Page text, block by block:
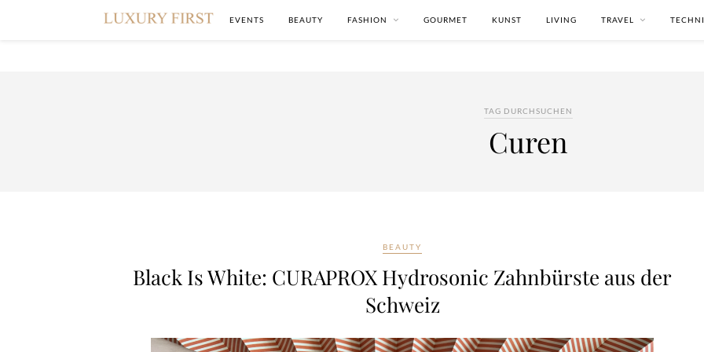
EVENTS BEAUTY FASHION GOURMET KUNST LIVING TRAVEL
TAG DURCHSUCHEN
Curen
BEAUTY
Black Is White: CURAPROX Hydrosonic Zahnbürste aus der
Schweiz